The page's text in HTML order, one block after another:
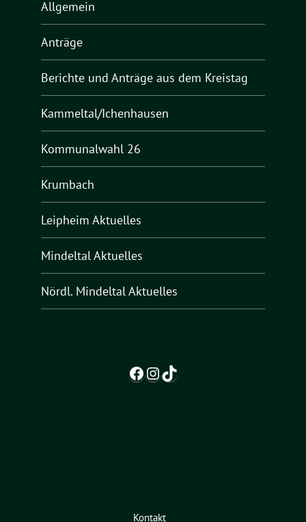
Allgemein
Anträge
Berichte und Anträge aus dem Kreistag
Kammeltal/Ichenhausen
Kommunalwahl 26
Krumbach
Leipheim Aktuelles
Mindeltal Aktuelles
Nördl. Mindeltal Aktuelles
Facebook
Instagram
TikTok
Kontakt